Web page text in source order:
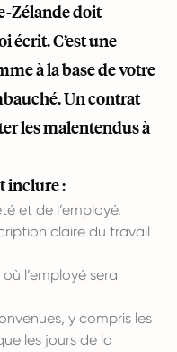
Zélande doit
écrit. C’est une
à la base de votre
Un contrat
les malentendus à
inclure :
et de l’employé.
claire du travail
l’employé sera
y compris les
les jours de la